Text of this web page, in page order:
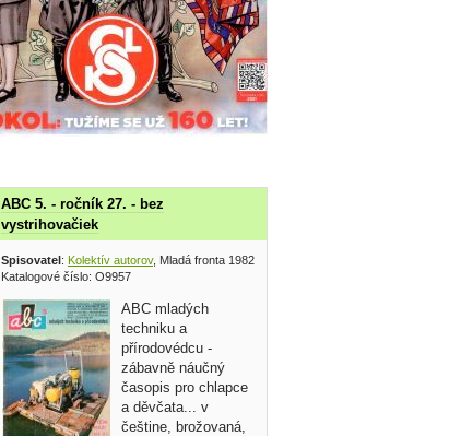
ABC 5. - ročník 27. - bez
vystrihovačiek
Spisovatel: Kolektív autorov, Mladá fronta 1982
Katalogové číslo: O9957
ABC mladých
techniku a
přírodovédcu -
zábavně náučný
časopis pro chlapce
a děvčata... v
češtine, brožovaná,